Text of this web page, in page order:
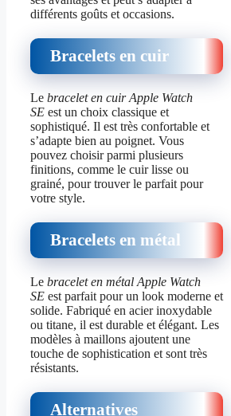
différents goûts et occasions.
Bracelets en cuir
Le bracelet en cuir Apple Watch
SE est un choix classique et
sophistiqué. Il est très confortable et
s’adapte bien au poignet. Vous
pouvez choisir parmi plusieurs
finitions, comme le cuir lisse ou
grainé, pour trouver le parfait pour
votre style.
Bracelets en métal
Le bracelet en métal Apple Watch
SE est parfait pour un look moderne et
solide. Fabriqué en acier inoxydable
ou titane, il est durable et élégant. Les
modèles à maillons ajoutent une
touche de sophistication et sont très
résistants.
Alternatives